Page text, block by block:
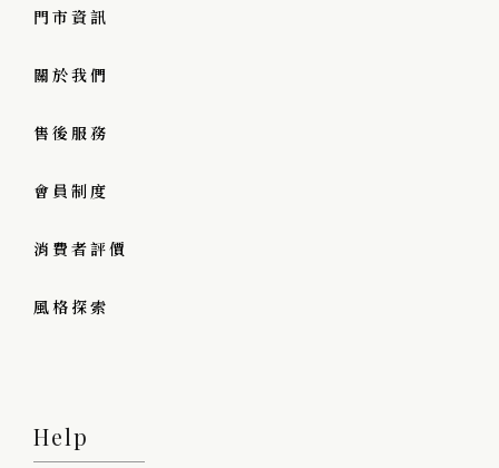
門市資訊
關於我們
售後服務
會員制度
消費者評價
風格探索
Help